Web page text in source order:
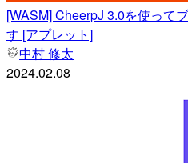
[WASM] CheerpJ 3.0を使って
す [アプレット]
中村 修太
2024.02.08